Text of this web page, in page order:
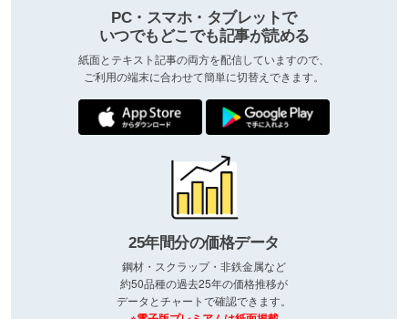
PC・スマホ・タブレットで
いつでもどこでも記事が読める
紙面とテキスト記事の両方を配信していますので、
ご利用の端末に合わせて簡単に切替えできます。
25年間分の価格データ
鋼材・スクラップ・非鉄金属など
約50品種の過去25年の価格推移が
データとチャートで確認できます。